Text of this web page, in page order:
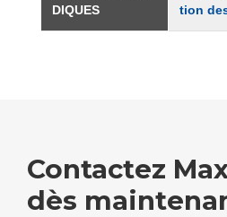
DIQUES
tion
Contac­tez
dès